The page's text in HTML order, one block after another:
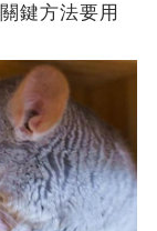
鍵方法要用